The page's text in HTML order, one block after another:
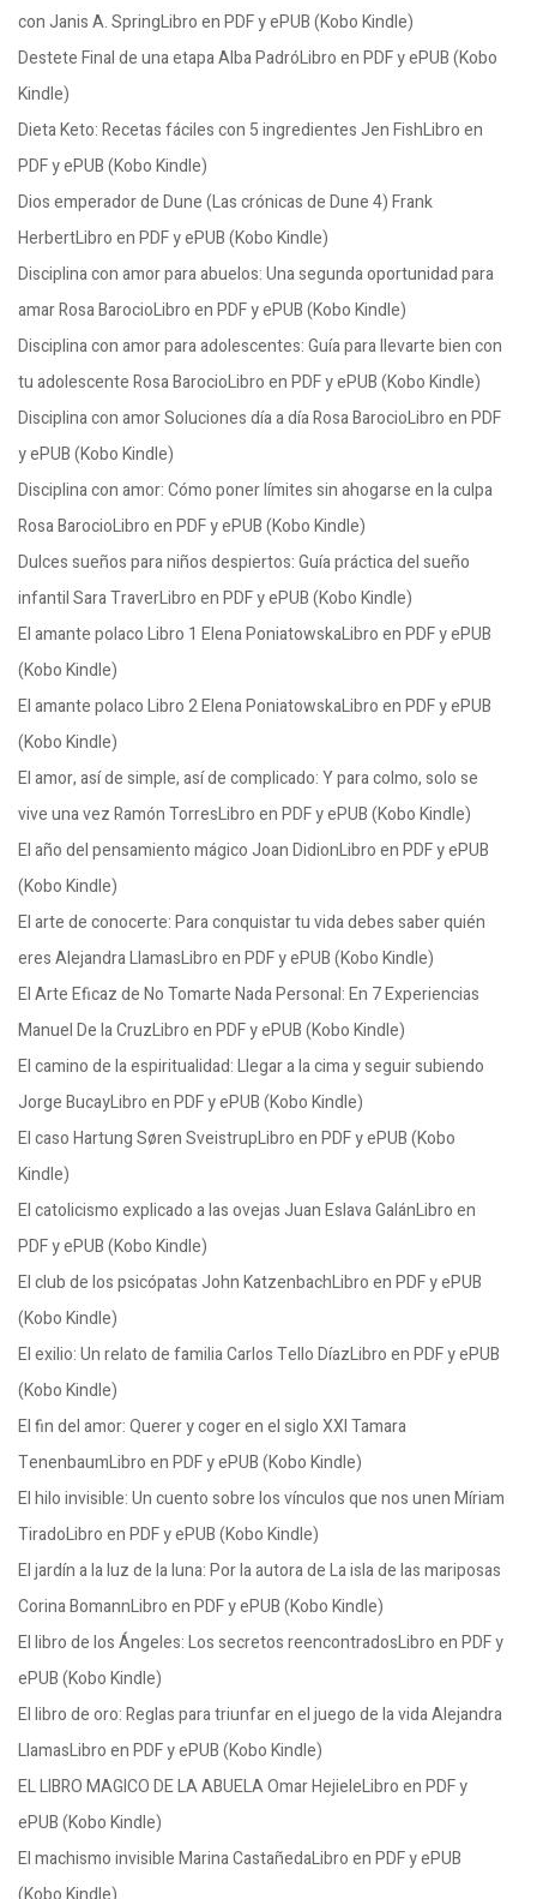
con Janis A. SpringLibro en PDF y ePUB (Kobo Kindle)
Destete Final de una etapa Alba PadróLibro en PDF y ePUB (Kobo
Kindle)
Dieta Keto: Recetas fáciles con 5 ingredientes Jen FishLibro en
PDF y ePUB (Kobo Kindle)
Dios emperador de Dune (Las crónicas de Dune 4) Frank
HerbertLibro en PDF y ePUB (Kobo Kindle)
Disciplina con amor para abuelos: Una segunda oportunidad para
amar Rosa BarocioLibro en PDF y ePUB (Kobo Kindle)
Disciplina con amor para adolescentes: Guía para llevarte bien con
tu adolescente Rosa BarocioLibro en PDF y ePUB (Kobo Kindle)
Disciplina con amor Soluciones día a día Rosa BarocioLibro en PDF
y ePUB (Kobo Kindle)
Disciplina con amor: Cómo poner límites sin ahogarse en la culpa
Rosa BarocioLibro en PDF y ePUB (Kobo Kindle)
Dulces sueños para niños despiertos: Guía práctica del sueño
infantil Sara TraverLibro en PDF y ePUB (Kobo Kindle)
El amante polaco Libro 1 Elena PoniatowskaLibro en PDF y ePUB
(Kobo Kindle)
El amante polaco Libro 2 Elena PoniatowskaLibro en PDF y ePUB
(Kobo Kindle)
El amor, así de simple, así de complicado: Y para colmo, solo se
vive una vez Ramón TorresLibro en PDF y ePUB (Kobo Kindle)
El año del pensamiento mágico Joan DidionLibro en PDF y ePUB
(Kobo Kindle)
El arte de conocerte: Para conquistar tu vida debes saber quién
eres Alejandra LlamasLibro en PDF y ePUB (Kobo Kindle)
El Arte Eficaz de No Tomarte Nada Personal: En 7 Experiencias
Manuel De la CruzLibro en PDF y ePUB (Kobo Kindle)
El camino de la espiritualidad: Llegar a la cima y seguir subiendo
Jorge BucayLibro en PDF y ePUB (Kobo Kindle)
El caso Hartung Søren SveistrupLibro en PDF y ePUB (Kobo
Kindle)
El catolicismo explicado a las ovejas Juan Eslava GalánLibro en
PDF y ePUB (Kobo Kindle)
El club de los psicópatas John KatzenbachLibro en PDF y ePUB
(Kobo Kindle)
El exilio: Un relato de familia Carlos Tello DíazLibro en PDF y ePUB
(Kobo Kindle)
El fin del amor: Querer y coger en el siglo XXI Tamara
TenenbaumLibro en PDF y ePUB (Kobo Kindle)
El hilo invisible: Un cuento sobre los vínculos que nos unen Míriam
TiradoLibro en PDF y ePUB (Kobo Kindle)
El jardín a la luz de la luna: Por la autora de La isla de las mariposas
Corina BomannLibro en PDF y ePUB (Kobo Kindle)
El libro de los Ángeles: Los secretos reencontradosLibro en PDF y
ePUB (Kobo Kindle)
El libro de oro: Reglas para triunfar en el juego de la vida Alejandra
LlamasLibro en PDF y ePUB (Kobo Kindle)
EL LIBRO MAGICO DE LA ABUELA Omar HejieleLibro en PDF y
ePUB (Kobo Kindle)
El machismo invisible Marina CastañedaLibro en PDF y ePUB